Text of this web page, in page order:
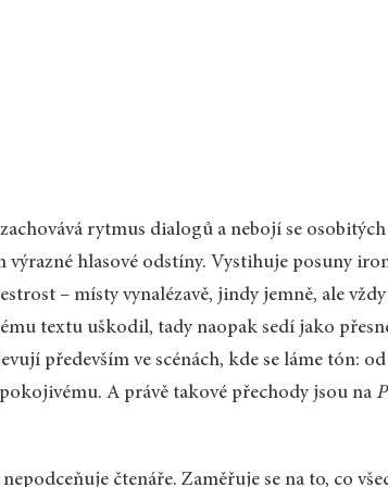
rytmus dialogů a nebojí se
hlasové odstíny. Vystihuje posuny
– místy vynalézavě, jindy jemně, ale
textu uškodil, tady naopak sedí jako
především ve scénách, kde se láme tón:
A právě takové přechody jsou na
čtenáře. Zaměřuje se na to, co